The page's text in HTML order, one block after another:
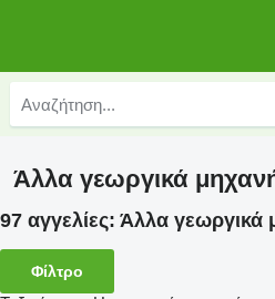
Άλλα γεωργικά
97 αγγελίες: Άλλα γεωργικά
Φίλτρο